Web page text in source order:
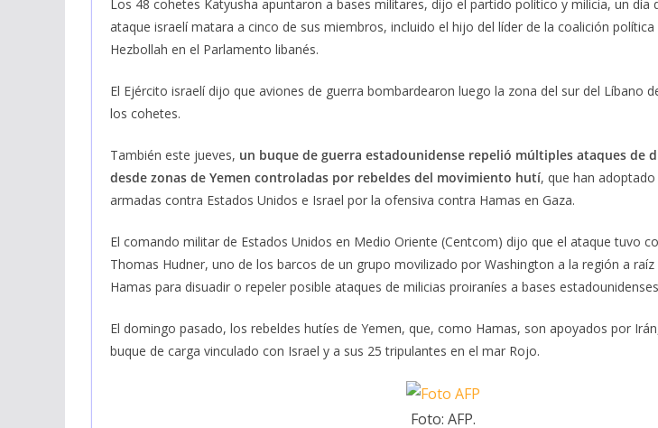
Los 48 cohetes Katyusha apuntaron a bases militares, dijo el partido político y milicia, un día
ataque israelí matara a cinco de sus miembros, incluido el hijo del líder de la coalición
Hezbollah en el Parlamento libanés.
El Ejército israelí dijo que aviones de guerra bombardearon luego la zona del sur del Líbano
los cohetes.
También este jueves, un buque de guerra estadounidense repelió múltiples ataques de
desde zonas de Yemen controladas por rebeldes del movimiento hutí, que han
armadas contra Estados Unidos e Israel por la ofensiva contra Hamas en Gaza.
El comando militar de Estados Unidos en Medio Oriente (Centcom) dijo que el ataque tuvo
Thomas Hudner, uno de los barcos de un grupo movilizado por Washington a la región a
Hamas para disuadir o repeler posible ataques de milicias proiraníes a bases
El domingo pasado, los rebeldes hutíes de Yemen, que, como Hamas, son apoyados por
buque de carga vinculado con Israel y a sus 25 tripulantes en el mar Rojo.
Foto: AFP.